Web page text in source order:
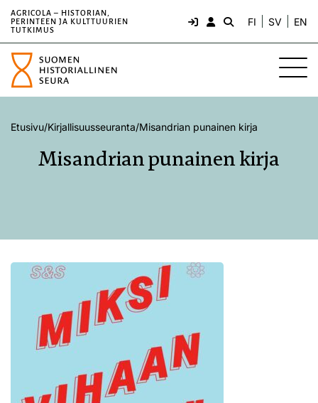
AGRICOLA – HISTORIAN,
PERINTEEN JA KULTTUURIEN
TUTKIMUS
FI SV EN
Etusivu/Kirjallisuusseuranta/Misandrian punainen kirja
Misandrian punainen kirja